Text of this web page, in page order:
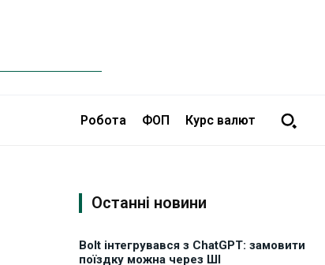
Робота ФОП Курс валют
Останні новини
Bolt інтегрувався з ChatGPT: замовити
поїздку можна через ШІ